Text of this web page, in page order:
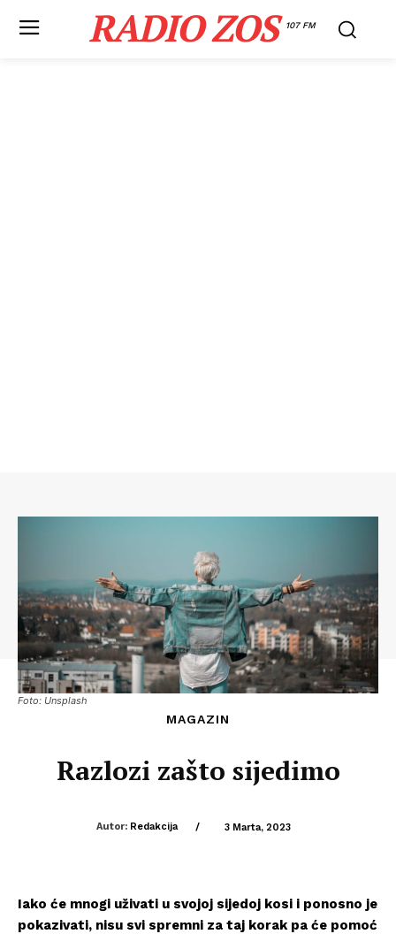
RADIO ZOS 107 FM
Foto: Unsplash
MAGAZIN
Razlozi zašto sijedimo
Autor: Redakcija / 3 Marta, 2023
Iako će mnogi uživati u svojoj sijedoj kosi i ponosno je
pokazivati, nisu svi spremni za taj korak pa će pomoć